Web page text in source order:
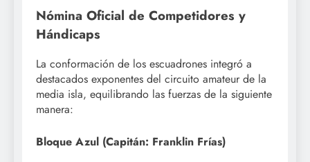
Nómina Oficial de Competidores y
Hándicaps
La conformación de los escuadrones integró a
destacados exponentes del circuito amateur de la
media isla, equilibrando las fuerzas de la siguiente
manera:
Bloque Azul (Capitán: Franklin Frías)